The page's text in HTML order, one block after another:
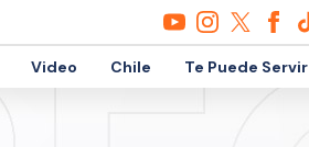
Video Chile Te Puede Servir